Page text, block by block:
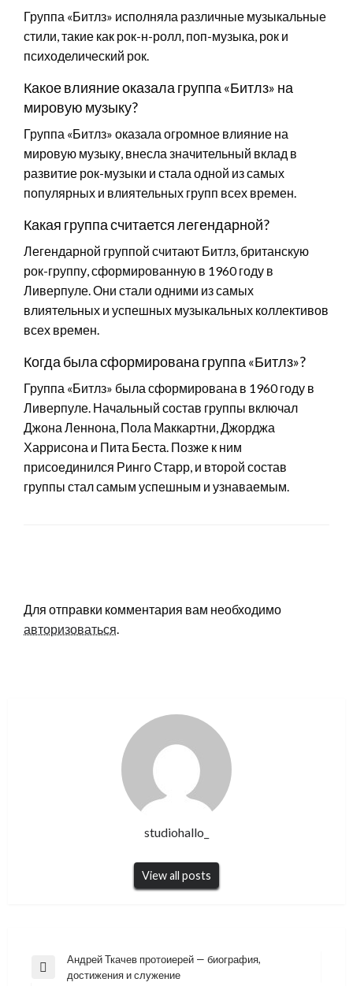
Группа «Битлз» исполняла различные музыкальные
стили, такие как рок-н-ролл, поп-музыка, рок и
психоделический рок.
Какое влияние оказала группа «Битлз» на
мировую музыку?
Группа «Битлз» оказала огромное влияние на
мировую музыку, внесла значительный вклад в
развитие рок-музыки и стала одной из самых
популярных и влиятельных групп всех времен.
Какая группа считается легендарной?
Легендарной группой считают Битлз, британскую
рок-группу, сформированную в 1960 году в
Ливерпуле. Они стали одними из самых
влиятельных и успешных музыкальных коллективов
всех времен.
Когда была сформирована группа «Битлз»?
Группа «Битлз» была сформирована в 1960 году в
Ливерпуле. Начальный состав группы включал
Джона Леннона, Пола Маккартни, Джорджа
Харрисона и Пита Беста. Позже к ним
присоединился Ринго Старр, и второй состав
группы стал самым успешным и узнаваемым.
Для отправки комментария вам необходимо
авторизоваться.
studiohallo_
View all posts
Навигация
Previous
Андрей Ткачев протоиерей — биография,
достижения и служение